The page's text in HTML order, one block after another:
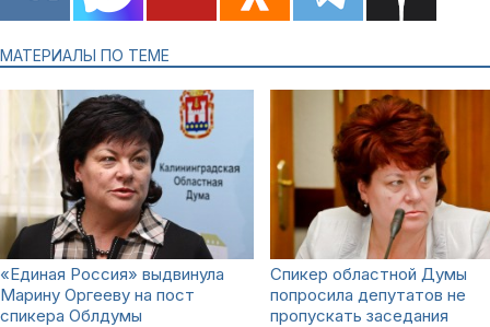
МАТЕРИАЛЫ ПО ТЕМЕ
«Единая Россия» выдвинула
Марину Оргееву на пост
спикера Облдумы
Спикер областной Думы
попросила депутатов не
пропускать заседания